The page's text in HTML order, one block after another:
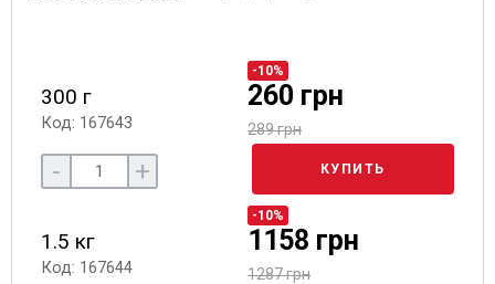
300 г
Код: 167643
-10%
260 грн
289 грн
- + КУПИТЬ
1.5 кг
Код: 167644
-10%
1158 грн
1287 грн